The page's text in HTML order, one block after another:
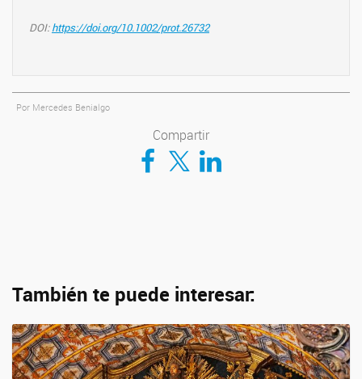
DOI:https://doi.org/10.1002/prot.26732
Por Mercedes Benialgo
Compartir
Compartir en Facebook
Compartir en TwitterCompartir en LinkedIn
También te puede interesar: